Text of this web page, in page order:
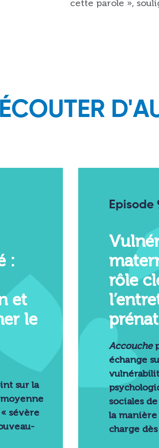
cette parole »,
ÉCOUTER
:
et
le
sur la
sévère
Episode
rôle
Accouche
échange
sociales
la
charge